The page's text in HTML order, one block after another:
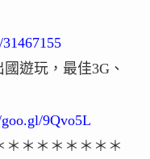
遊玩，最佳3G、
9Qvo5L
＊＊＊＊＊＊＊＊